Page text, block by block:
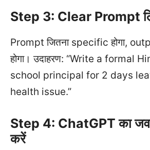
Step 3: Clear Prompt
Prompt जितना specific होगा,
होगा। उदाहरण: “Write a formal
school principal for 2 days
health issue.”
Step 4: ChatGPT का
करें